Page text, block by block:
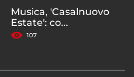
Musica, 'Casalnuovo
Estate': co...
107